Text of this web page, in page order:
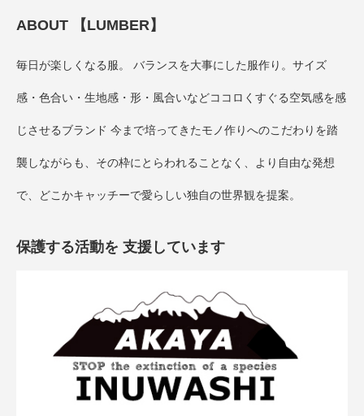
ABOUT 【LUMBER】
毎日が楽しくなる服。 バランスを大事にした服作り。サイズ
感・色合い・生地感・形・風合いなどココロくすぐる空気感を感
じさせるブランド 今まで培ってきたモノ作りへのこだわりを踏
襲しながらも、その枠にとらわれることなく、より自由な発想
で、どこかキャッチーで愛らしい独自の世界観を提案。
保護する活動を 支援しています